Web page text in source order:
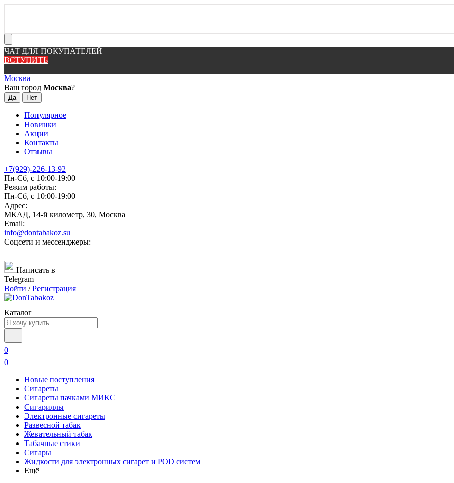
ЧАТ ДЛЯ ПОКУПАТЕЛЕЙ
ВСТУПИТЬ
Москва
Ваш город Москва?
Популярное
Новинки
Акции
Контакты
Отзывы
+7(929)-226-13-92
Пн-Сб, с 10:00-19:00
Режим работы:
Пн-Сб, с 10:00-19:00
Адрес:
МКАД, 14-й километр, 30, Москва
Email:
info@dontabakoz.su
Соцсети и мессенджеры:
Написать в
Telegram
Войти /Регистрация
Каталог
0
0
Новые поступления
Сигареты
Сигареты пачками МИКС
Сигариллы
Электронные сигареты
Развесной табак
Жевательный табак
Табачные стики
Сигары
Жидкости для электронных сигарет и POD систем
Ещё